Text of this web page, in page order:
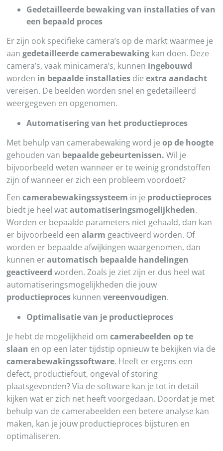
Gedetailleerde bewaking van installaties of van
een bepaald proces
Er zijn ook specifieke camera’s op de markt waarmee je
aangedetailleerde camerabewaking kan doen. Deze
camera’s, vaak minicamera’s, kunnen ingebouwd
worden in bepaalde installaties dieextra aandacht
vereisen. De beelden worden snel en gedetailleerd
weergegeven en opgenomen.
Automatisering van het productieproces
Met behulp van camerabewaking word jeop de hoogte
gehouden van bepaalde gebeurtenissen. Wil je
bijvoorbeeld weten wanneer er te weinig grondstoffen
zijn of wanneer er zich een probleem voordoet?
Eencamerabewakingssysteem in je productieproces
biedt je heel watautomatiseringsmogelijkheden.
Worden er bepaalde parameters niet gehaald, dan kan
er bijvoorbeeld eenalarm geactiveerd worden. Of
worden er bepaalde afwijkingen waargenomen, dan
kunnen erautomatisch bepaalde handelingen
geactiveerd worden. Zoals je ziet zijn er dus heel wat
automatiseringsmogelijkheden die jouw
productieproces kunnenvereenvoudigen.
Optimalisatie van je productieproces
Je hebt de mogelijkheid omcamerabeelden op te
slaan en op een later tijdstip opnieuw te bekijken via de
camerabewakingssoftware. Heeft er ergens een
defect, productiefout, ongeval of storing
plaatsgevonden? Via de software kan je tot in detail
kijken wat er zich net heeft voorgedaan. Doordat je met
behulp van de camerabeelden een betere analyse kan
maken, kan je jouw productieproces bijsturen en
optimaliseren.